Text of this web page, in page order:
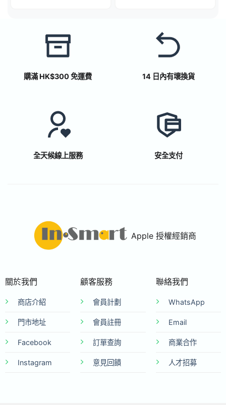
購滿 HK$300 免運費 14 日內有壞換貨
全天候線上服務 安全支付
Apple 授權經銷商
關於我們
商店介紹
門市地址
Facebook
Instagram
顧客服務
會員計劃
會員註冊
訂單查詢
意見回饋
聯絡我們
WhatsApp
Email
商業合作
人才招募